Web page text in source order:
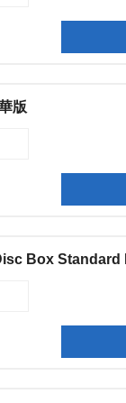
版
Box Standard